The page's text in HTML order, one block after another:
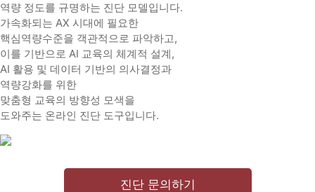
역량 정도를 규명하는 진단 모델입니다.
가속화되는 AX 시대에 필요한
핵심역량수준을 객관적으로 파악하고,
이를 기반으로 AI 교육의 체계적 설계,
AI 활용 및 데이터 기반의 의사결정과
역량강화를 위한
맞춤형 교육의 방향성 모색을
도와주는 온라인 진단 도구입니다.
진단 문의하기